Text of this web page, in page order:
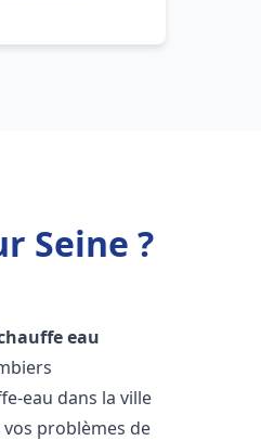
Seine ?
eau
eau dans la ville
problèmes de